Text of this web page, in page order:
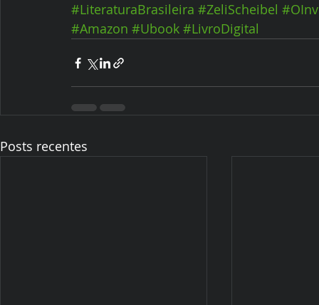
#LiteraturaBrasileira #ZeliScheibel
#Amazon #Ubook #LivroDigital
Posts recentes